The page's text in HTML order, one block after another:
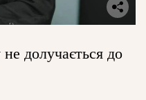
долучається до